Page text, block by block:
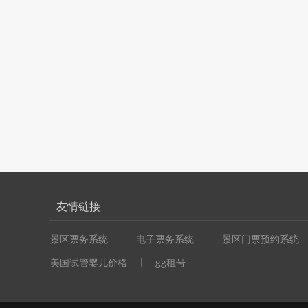
友情链接
景区票务系统 电子票务系统
景区门票预约系统
美国试管婴儿价格
gg租号